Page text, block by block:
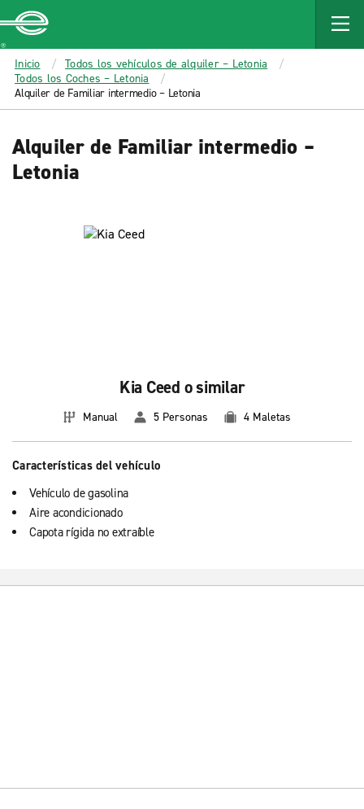
MAIN
CONTENT
Enterprise
Inicio
Todos los vehículos de alquiler – Letonia
Todos los Coches – Letonia
Alquiler de Familiar intermedio – Letonia
Alquiler de Familiar intermedio –
Letonia
Kia Ceed o similar
Manual 5 Personas 4 Maletas
Características del vehículo
Vehículo de gasolina
Aire acondicionado
Capota rígida no extraíble